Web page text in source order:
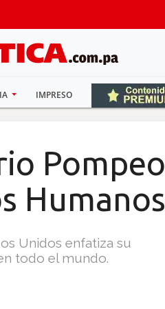
IMPRESO
Pompeo
Humanos
Unidos enfatiza su
todo el mundo.